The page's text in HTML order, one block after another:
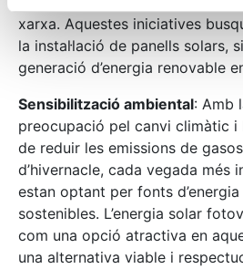
xarxa. Aquestes iniciatives
la instal·lació de panells solars,
generació d’energia renovable
Sensibilització ambiental: Amb
preocupació pel canvi climàtic i
de reduir les emissions de
d’hivernacle, cada vegada més
estan optant per fonts
sostenibles. L’energia solar
com una opció atractiva en
una alternativa viable i